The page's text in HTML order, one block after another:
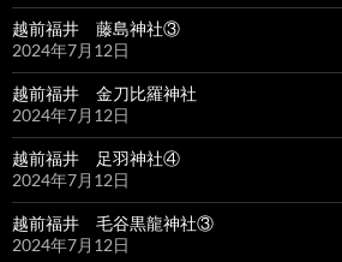
越前福井 藤島神社③
2024年7月12日
越前福井 金刀比羅神社
2024年7月12日
越前福井 足羽神社④
2024年7月12日
越前福井 毛谷黒龍神社③
2024年7月12日